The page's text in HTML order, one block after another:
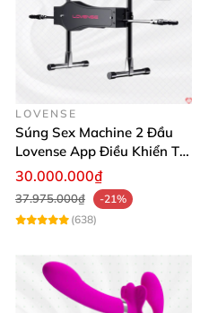
LOVENSE
Súng Sex Machine 2 Đầu
Lovense App Điều Khiển Từ
Xa
30.000.000₫
37.975.000₫
-21%
(638)